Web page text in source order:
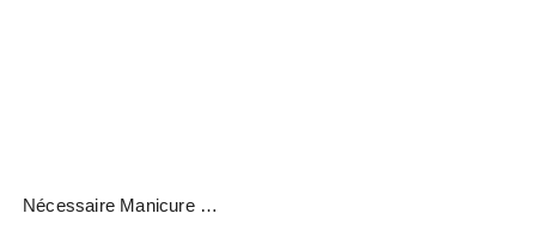
Nécessaire Manicure Divine